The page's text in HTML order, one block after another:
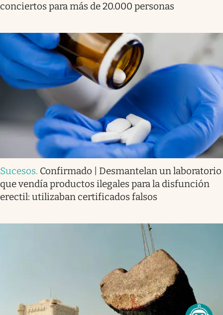
conciertos para más de 20.000 personas
Sucesos. Confirmado | Desmantelan un laboratorio
que vendía productos ilegales para la disfunción
erectil: utilizaban certificados falsos